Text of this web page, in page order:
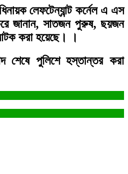
লেফটেন্যান্ট কর্নেল এ এস
জানান, সাতজন পুরুষ, ছয়জন
করা হয়েছে। ।
শেষে পুলিশে হস্তান্তর করা